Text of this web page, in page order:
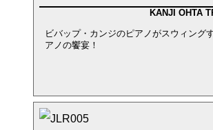
KANJI OHTA
ビバップ・カンジのピアノがスウィング
アノの饗宴！